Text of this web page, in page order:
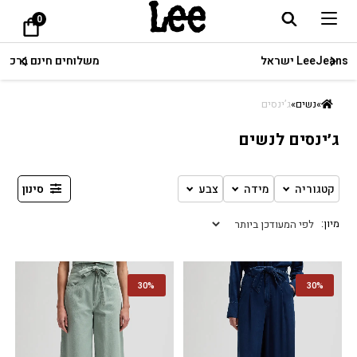
0
»נשים»ג’ינסים
ג׳ינסים לנשים
קטגוריה מידה צבע סינון
30%
30%